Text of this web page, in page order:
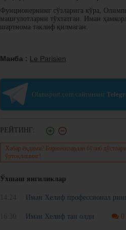
Фунционернинг сўзларига кўра,
машғулотларни тўхтатган. Иман
шартнома таклиф қилмаган.
Манба : Le Parisien
Olamsport.com сайтининг
РЕЙТИНГ:
Хабар ёқдими? Биринчилардан бўлиб
ўртоқлашинг!
Ўхшаш янгиликлар
Иман Хелиф профессионал
Иман Хелиф тан олди 0